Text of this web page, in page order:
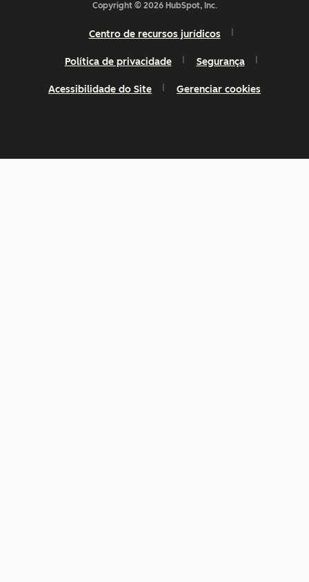
Copyright © 2026 HubSpot, Inc.
Centro de recursos jurídicos
Política de privacidade Segurança
Acessibilidade do Site Gerenciar cookies